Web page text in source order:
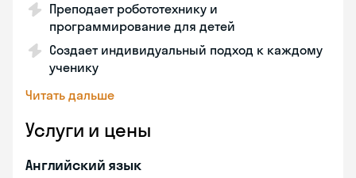
Преподает робототехнику и
программирование для детей
Создает индивидуальный подход к каждому
ученику
Читать дальше
Услуги и цены
Английский язык